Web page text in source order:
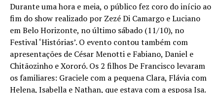
Durante uma hora e meia, o público fez coro do início ao
fim do show realizado por Zezé Di Camargo e Luciano
em Belo Horizonte, no último sábado (11/10), no
Festival ‘Histórias’. O evento contou também com
apresentações de César Menotti e Fabiano, Daniel e
Chitãozinho e Xororó. Os 2 filhos De Francisco levaram
os familiares: Graciele com a pequena Clara, Flávia com
Helena, Isabella e Nathan, que estava com a esposa Isa.